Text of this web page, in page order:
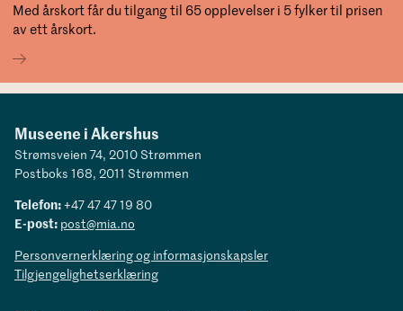
Med årskort får du tilgang til 65 opplevelser i 5 fylker til prisen
av ett årskort.
Museene i Akershus
Strømsveien 74, 2010 Strømmen
Postboks 168, 2011 Strømmen
Telefon:+47 47 47 19 80
E-post: post@mia.no
Personvernerklæring og informasjonskapsler
Tilgjengelighetserklæring